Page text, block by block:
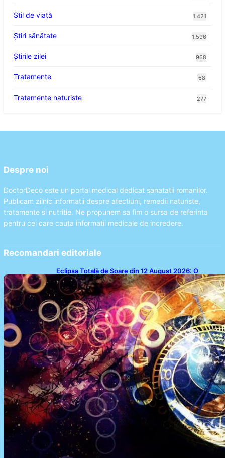
Stil de viaţă 1.421
Ştiri sănătate 1.596
Știrile zilei 968
Tratamente 68
Tratamente naturiste 277
Despre noi
DoctorDeco este un portal medical dedicat sanatatii romanilor.
Publicam zilnic informatii despre afectiuni, remedii naturiste,
tratamente si nutritie. Ne propunem sa fim o sursa de referinta
pentru cei care cauta informatii medicale de incredere.
Recomandari editoriale
Eclipsa Totală de Soare din 12 August 2026: O
Analiză a Impactului asupra Trei Zodii și a Ciclului de
18 Ani